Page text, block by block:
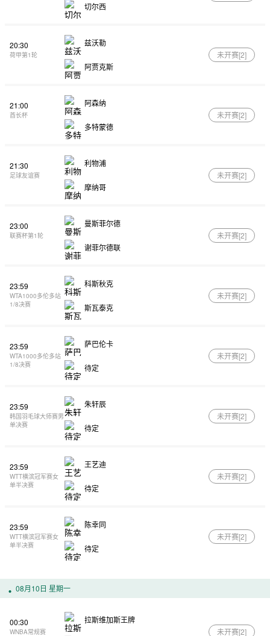
切尔西
20:30
荷甲第1轮
兹沃勒
阿贾克斯
未开赛[2]
21:00
酋长杯
阿森纳
多特蒙德
未开赛[2]
21:30
足球友谊赛
利物浦
摩纳哥
未开赛[2]
23:00
联赛杯第1轮
曼斯菲尔德
谢菲尔德联
未开赛[2]
23:59
WTA1000多伦多站
1/8决赛
科斯秋克
斯瓦泰克
未开赛[2]
23:59
WTA1000多伦多站
1/8决赛
萨巴伦卡
待定
未开赛[2]
23:59
韩国羽毛球大师赛男
单决赛
朱轩辰
待定
未开赛[2]
23:59
WTT横滨冠军赛女
单半决赛
王艺迪
待定
未开赛[2]
23:59
WTT横滨冠军赛女
单半决赛
陈幸同
待定
未开赛[2]
08月10日 星期一
00:30
WNBA常规赛
拉斯维加斯王牌
未开赛[2]